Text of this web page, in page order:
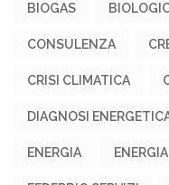
BIOGAS
CONSULENZA
CRISI CLIMATICA
DIAGNOSI
ENERGIA